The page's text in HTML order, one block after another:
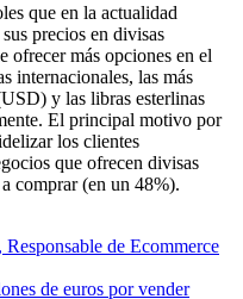
que en la actualidad
precios en divisas
ofrecer más opciones en el
internacionales, las más
y las libras esterlinas
El principal motivo por
los clientes
que ofrecen divisas
comprar (en un 48%).
de Ecommerce
de euros por vender